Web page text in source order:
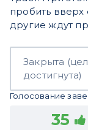
пробить вверх
другие ждут
Закрыта
достигнута)
Голосование
35